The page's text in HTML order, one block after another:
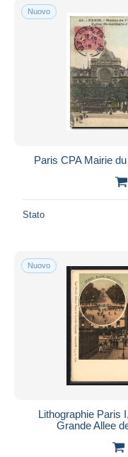
Nuovo
Paris CPA Mairie
Stato
Nuovo
Lithographie Paris
Grande Allee